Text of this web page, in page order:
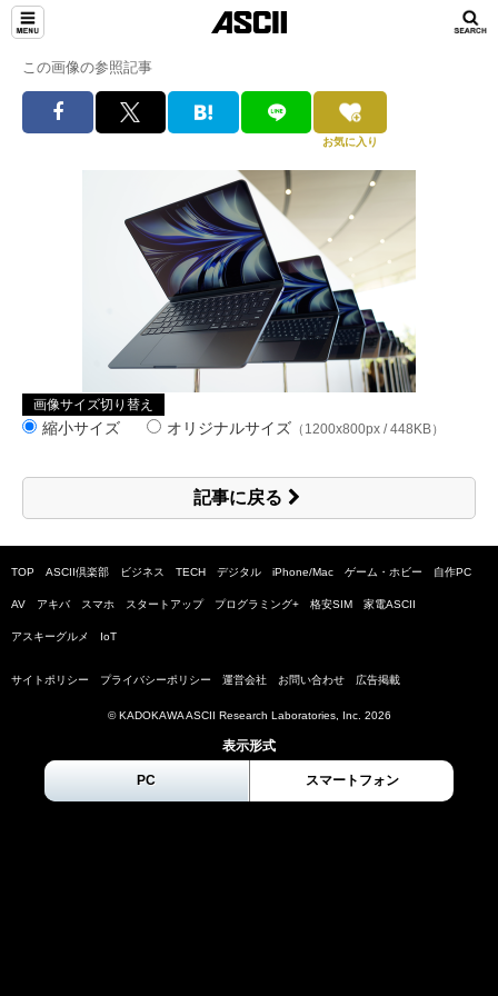
この画像の参照記事
お気に入り
画像サイズ切り替え
縮小サイズ オリジナルサイズ （1200x800px / 448KB）
記事に戻る
TOP ASCII倶楽部 ビジネス TECH デジタル iPhone/Mac ゲーム・ホビー 自作PC
AV アキバ スマホ スタートアップ プログラミング+ 格安SIM 家電ASCII
アスキーグルメ IoT
サイトポリシー プライバシーポリシー 運営会社 お問い合わせ 広告掲載
© KADOKAWA ASCII Research Laboratories, Inc. 2026
表示形式
PC スマートフォン